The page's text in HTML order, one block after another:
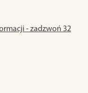
- zadzwoń 32